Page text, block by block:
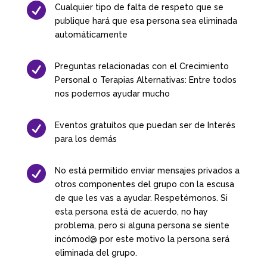

Cualquier tipo de falta de respeto que se
publique hará que esa persona sea eliminada
automáticamente

Preguntas relacionadas con el Crecimiento
Personal o Terapias Alternativas: Entre todos
nos podemos ayudar mucho

Eventos gratuítos que puedan ser de Interés
para los demás

No está permitido enviar mensajes privados a
otros componentes del grupo con la escusa
de que les vas a ayudar. Respetémonos. Si
esta persona está de acuerdo, no hay
problema, pero si alguna persona se siente
incómod@ por este motivo la persona será
eliminada del grupo.